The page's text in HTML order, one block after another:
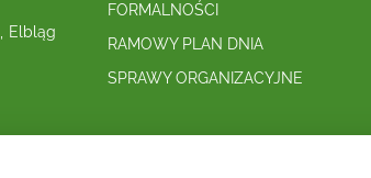
Elbląg
FORMALNOŚCI
RAMOWY PLAN DNIA
SPRAWY ORGANIZACYJNE